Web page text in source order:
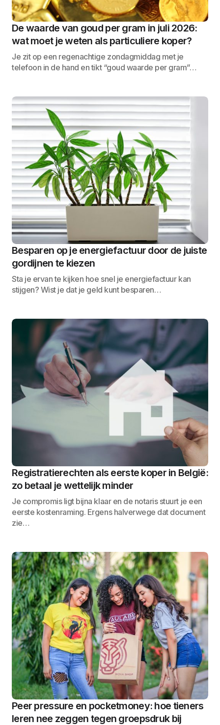
De waarde van goud per gram in juli 2026:
wat moet je weten als particuliere koper?
Je zit op een regenachtige zondagmiddag met je
telefoon in de hand en tikt “goud waarde per gram”…
Besparen op je energiefactuur door de juiste
gordijnen te kiezen
Sta je ervan te kijken hoe snel je energiefactuur kan
stijgen? Wist je dat je geld kunt besparen…
Registratierechten als eerste koper in België:
zo betaal je wettelijk minder
Je compromis ligt bijna klaar en de notaris stuurt je een
eerste kostenraming. Ergens halverwege dat document
zie…
Peer pressure en pocketmoney: hoe tieners
leren nee zeggen tegen groepsdruk bij